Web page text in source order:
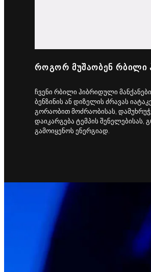
ᲠᲝᲒᲝᲠ ᲛᲣᲨᲐᲝᲑᲔᲜ ᲠᲑᲘᲚᲘ
ჩვენი რბილი ჰიბრიდული
ბენზინის ან დიზელის ძრავას
გორაობით მოძრაობისას,
დაიკარგება ტემპის
გამოიყენოს ენერგიად.